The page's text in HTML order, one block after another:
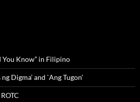
You Know” in Filipino
Digma’ and `Ang Tugon’